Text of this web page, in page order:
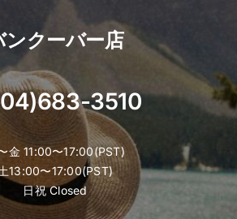
ンクーバー店
3510
金 11:00〜17:00(PST)
13:00〜17:00(PST)
日祝 Closed